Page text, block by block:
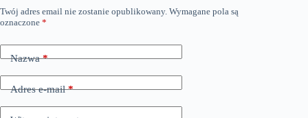
Twój adres email nie zostanie opublikowany. Wymagane pola są
oznaczone *
Nazwa*
Adres e-mail*